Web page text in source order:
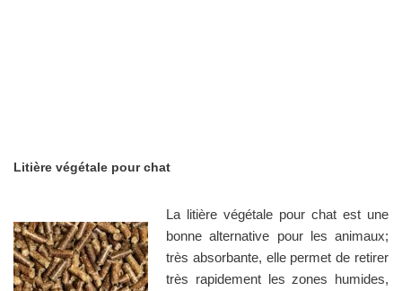
Litière végétale pour chat
La litière végétale pour chat est une
bonne alternative pour les animaux;
très absorbante, elle permet de retirer
très rapidement les zones humides,